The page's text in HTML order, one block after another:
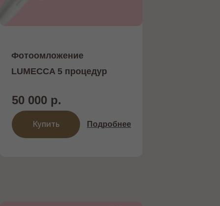
Подробнее
50 000 р.
Фотоомложение
LUMECCA 5 процедур
Купить